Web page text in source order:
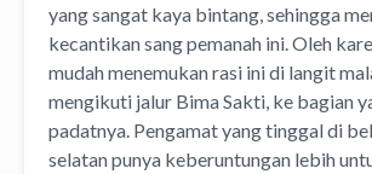
yang sangat kaya bintang, sehingga
kecantikan sang pemanah ini. Oleh
mudah menemukan rasi ini di langit
mengikuti jalur Bima Sakti, ke bagian
padatnya. Pengamat yang tinggal di
selatan punya keberuntungan lebih